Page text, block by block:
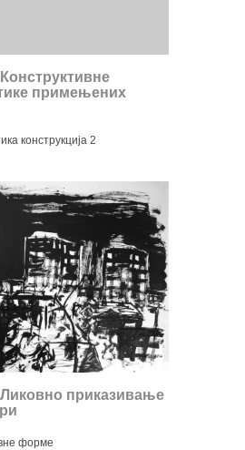
примењених
конструкција 2
Ликовно приказивање
форме